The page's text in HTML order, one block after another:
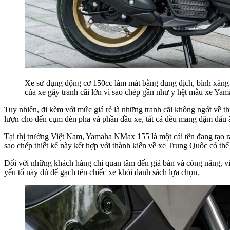
Xe sử dụng động cơ 150cc làm mát bằng dung dịch, bình
của xe gây tranh cãi lớn vì sao chép gần như y hệt mẫu xe
Tuy nhiên, đi kèm với mức giá rẻ là những tranh cãi không ngớt về
lượn cho đến cụm đèn pha và phần đầu xe, tất cả đều mang đậm
Tại thị trường Việt Nam, Yamaha NMax 155 là một cái tên đang
sao chép thiết kế này kết hợp với thành kiến về xe Trung Quốc có
Đối với những khách hàng chỉ quan tâm đến giá bán và công năng,
yếu tố này đủ để gạch tên chiếc xe khỏi danh sách lựa chọn.